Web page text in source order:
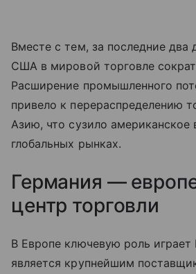
Вместе с тем, за последние два
США в мировой торговле
Расширение промышленного
привело к перераспределению
Азию, что сузило американское
глобальных рынках.
Германия —
центр торговли
В Европе ключевую роль играет
является крупнейшим